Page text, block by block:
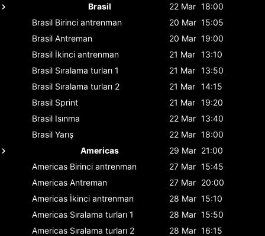
Brasil
22 Mar 18:00
Brasil Birinci antrenman 20 Mar 15:05
Brasil Antreman 20 Mar 19:00
Brasil İkinci antrenman 21 Mar 13:10
Brasil Sıralama turları 1 21 Mar 13:50
Brasil Sıralama turları 2 21 Mar 14:15
Brasil Sprint 21 Mar 19:20
Brasil Isınma 22 Mar 13:40
Brasil Yarış 22 Mar 18:00
Americas
29 Mar 21:00
Americas Birinci antrenman 27 Mar 15:45
Americas Antreman 27 Mar 20:00
Americas İkinci antrenman 28 Mar 15:10
Americas Sıralama turları 1 28 Mar 15:50
Americas Sıralama turları 2 28 Mar 16:15